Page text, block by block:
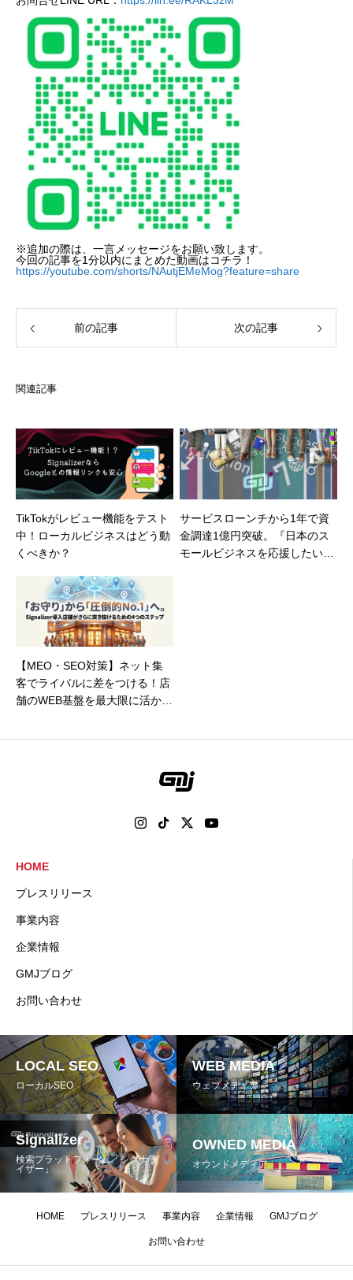
※追加の際は、一言メッセージをお願い致します。
今回の記事を1分以内にまとめた動画はコチラ！
https://youtube.com/shorts/NAutjEMeMog?feature=share
前の記事 次の記事
関連記事
TikTokがレビュー機能をテスト
中！ローカルビジネスはどう動
くべきか？
サービスローンチから1年で資
金調達1億円突破。『日本のス
モールビジネスを応援したい』
【MEO・SEO対策】ネット集
客でライバルに差をつける！店
舗のWEB基盤を最大限に活かす
HOME
プレスリリース
事業内容
企業情報
GMJブログ
お問い合わせ
LOCAL SEO
ローカルSEO
WEB MEDIA
ウェブメディア
Signalizer
検索プラットフォーム「シグナラ
イザー」
OWNED MEDIA
オウンドメディア
HOME プレスリリース 事業内容 企業情報 GMJブログ
お問い合わせ